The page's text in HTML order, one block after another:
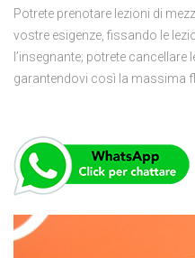
Potrete prenotare lezioni di
vostre esigenze, fissando le
l’insegnante; potrete cancellare
garantendovi così la massima